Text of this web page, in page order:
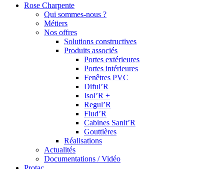
Rose Charpente
Qui sommes-nous ?
Métiers
Nos offres
Solutions constructives
Produits associés
Portes extérieures
Portes intérieures
Fenêtres PVC
Diful’R
Isol’R +
Regul’R
Flud’R
Cabines Sanit’R
Gouttières
Réalisations
Actualités
Documentations / Vidéo